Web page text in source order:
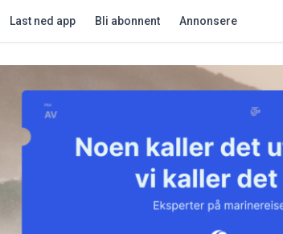
Last ned app Bli abonnent Annonsere